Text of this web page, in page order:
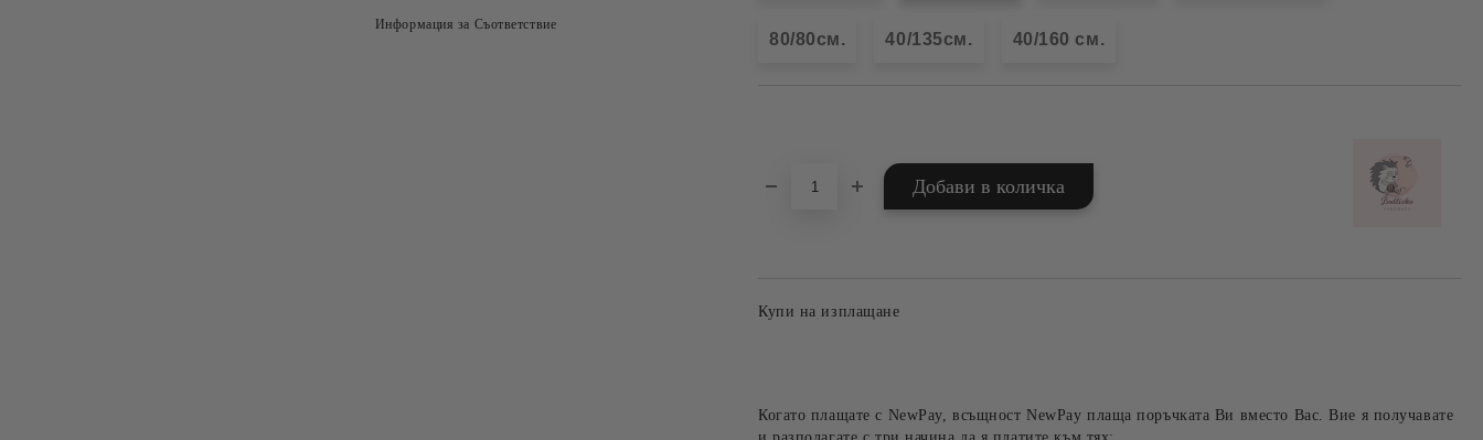
80/80см. 40/135см. 40/160 см.
Купи на изплащане
Когато плащате с NewPay, всъщност NewPay плаща поръчката Ви вместо Вас. Вие я получавате
Информация за Съответствие